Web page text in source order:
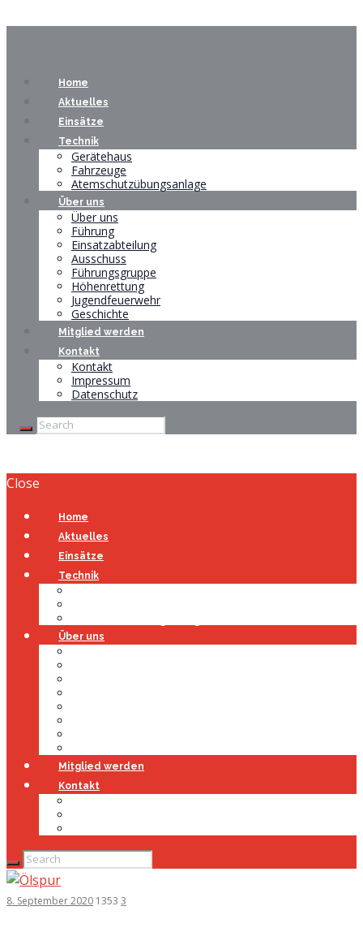
Home
Aktuelles
Einsätze
Technik
Gerätehaus
Fahrzeuge
Atemschutzübungsanlage
Über uns
Über uns
Führung
Einsatzabteilung
Ausschuss
Führungsgruppe
Höhenrettung
Jugendfeuerwehr
Geschichte
Mitglied werden
Kontakt
Kontakt
Impressum
Datenschutz
Close
Home
Aktuelles
Einsätze
Technik
Über uns
Mitglied werden
Kontakt
8. September 2020 1353 3